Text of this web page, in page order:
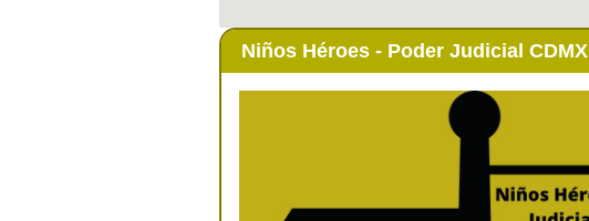
Niños Héroes - Poder Judicial CDMX